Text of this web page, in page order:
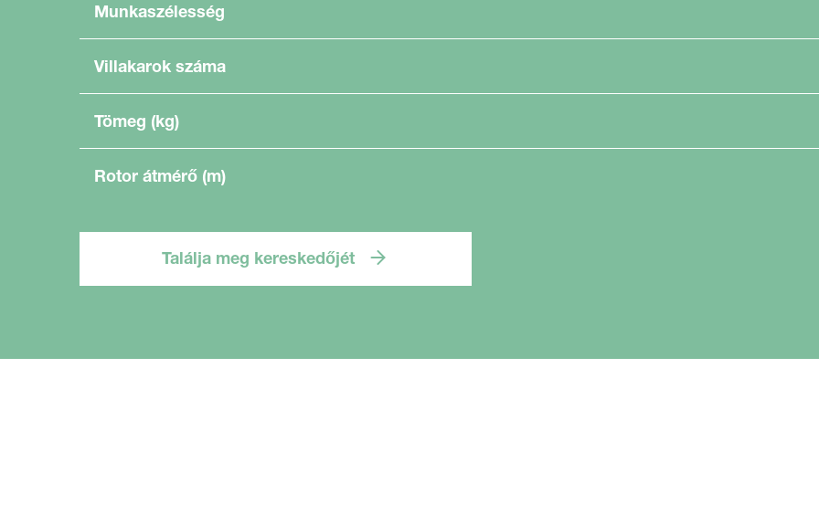
Munkaszélesség
Villakarok száma
Tömeg (kg)
Rotor átmérő (m)
Találja meg kereskedőjét